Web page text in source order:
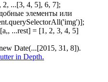
2, ...[3, 4, 5], 6, 7];
элементы или
[a,, ...rest] = [1, 2, 3, 4, 5]
Date(...[2015, 31, 8]).
in Depth.